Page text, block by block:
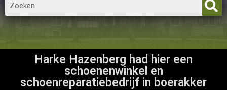
Harke Hazenberg had hier een
schoenenwinkel en
schoenreparatiebedrijf in boerakker